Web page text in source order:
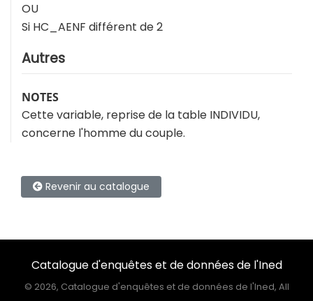
OU
Si HC_AENF différent de 2
Autres
NOTES
Cette variable, reprise de la table INDIVIDU,
concerne l'homme du couple.
Revenir au catalogue
Catalogue d'enquêtes et de données de l'Ined
© 2026, Catalogue d'enquêtes et de données de l'Ined, All